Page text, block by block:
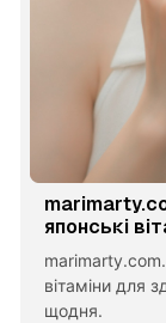
японські
вітаміни для
щодня.